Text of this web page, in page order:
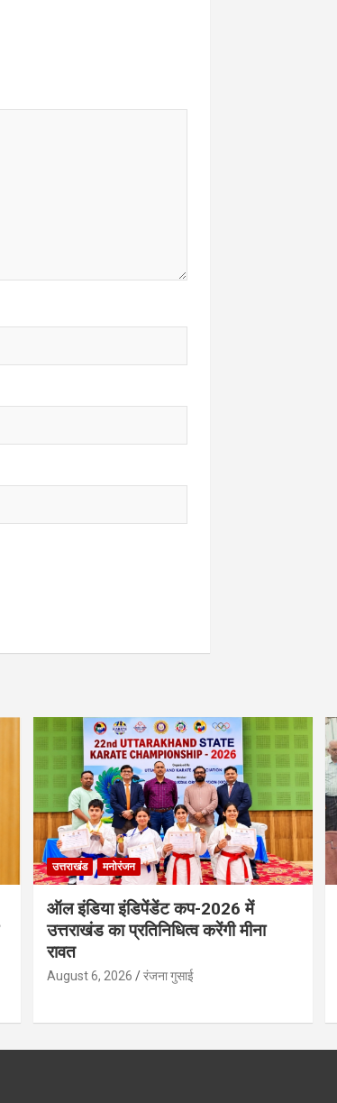
उत्तराखंड मनोरंजन
ऑल इंडिया इंडिपेंडेंट कप-2026 में
उत्तराखंड का प्रतिनिधित्व करेंगी मीना
रावत
August 6, 2026 रंजना गुसाई